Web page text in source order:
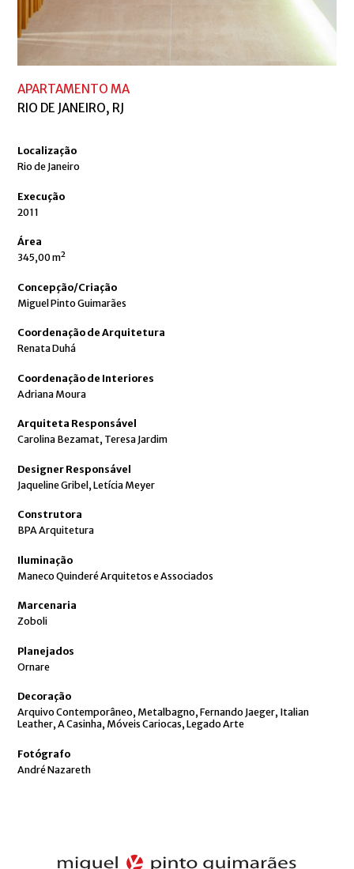
APARTAMENTO MA
RIO DE JANEIRO, RJ
Localização
Rio de Janeiro
Execução
2011
Área
345,00 m²
Concepção/Criação
Miguel Pinto Guimarães
Coordenação de Arquitetura
Renata Duhá
Coordenação de Interiores
Adriana Moura
Arquiteta Responsável
Carolina Bezamat, Teresa Jardim
Designer Responsável
Jaqueline Gribel, Letícia Meyer
Construtora
BPA Arquitetura
Iluminação
Maneco Quinderé Arquitetos e Associados
Marcenaria
Zoboli
Planejados
Ornare
Decoração
Arquivo Contemporâneo, Metalbagno, Fernando Jaeger, Italian
Leather, A Casinha, Móveis Cariocas, Legado Arte
Fotógrafo
André Nazareth